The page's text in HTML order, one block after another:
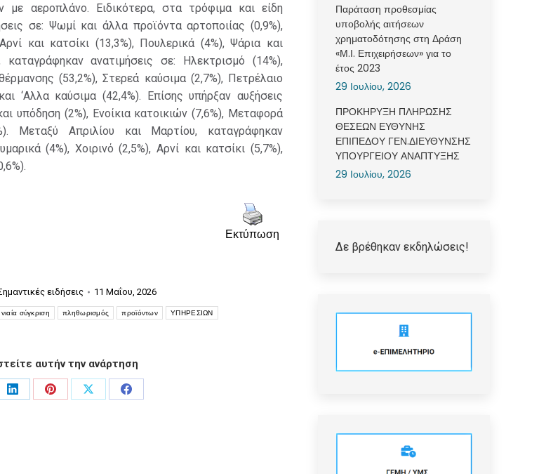
αεροπλάνο. Ειδικότερα, στα τρόφιμα και είδη
σε: Ψωμί και άλλα προϊόντα αρτοποιίας (0,9%),
και κατσίκι (13,3%), Πουλερικά (4%), Ψάρια και
καταγράφηκαν ανατιμήσεις σε: Ηλεκτρισμό (14%),
(53,2%), Στερεά καύσιμα (2,7%), Πετρέλαιο
‘Αλλα καύσιμα (42,4%). Επίσης υπήρξαν αυξήσεις
υπόδηση (2%), Ενοίκια κατοικιών (7,6%), Μεταφορά
Μεταξύ Απριλίου και Μαρτίου, καταγράφηκαν
(4%), Χοιρινό (2,5%), Αρνί και κατσίκι (5,7%),
Εκτύπωση
ειδήσεις
11 Μαΐου, 2026
σύγκριση πληθωρισμός προϊόντων ΥΠΗΡΕΣΙΩΝ
αυτήν την ανάρτηση
Share
Share
Share
Share
Παράταση προθεσμίας
υποβολής αιτήσεων
χρηματοδότησης στη Δράση
«Μ.Ι. Επιχειρήσεων» για το
έτος 2023
29 Ιουλίου, 2026
ΠΡΟΚΗΡΥΞΗ ΠΛΗΡΩΣΗΣ
ΘΕΣΕΩΝ ΕΥΘΥΝΗΣ
ΕΠΙΠΕΔΟΥ ΓΕΝ.ΔΙΕΥΘΥΝΣΗΣ
ΥΠΟΥΡΓΕΙΟΥ ΑΝΑΠΤΥΞΗΣ
29 Ιουλίου, 2026
Δε βρέθηκαν εκδηλώσεις!